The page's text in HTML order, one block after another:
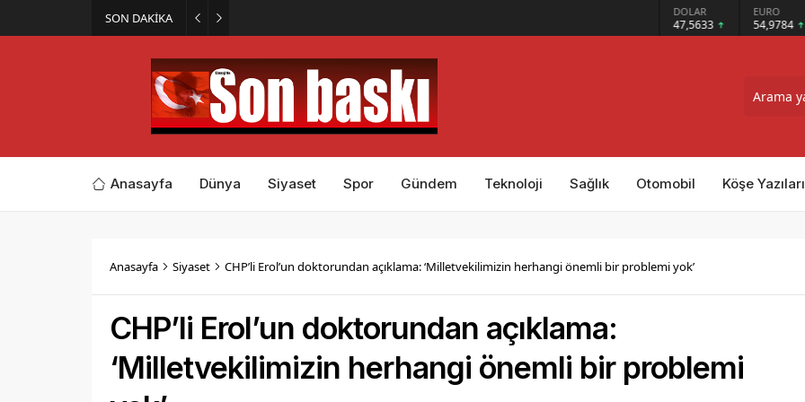
SON DAKİKA DOLAR
47,5633
EURO
54,9784
Anasayfa Dünya Siyaset Spor Gündem Teknoloji Sağlık Otomobil Köşe Yazıları
Anasayfa Siyaset CHP’li Erol’un doktorundan açıklama: ‘Milletvekilimizin herhangi önemli bir problemi yok’
CHP’li Erol’un doktorundan açıklama:
‘Milletvekilimizin herhangi önemli bir problemi